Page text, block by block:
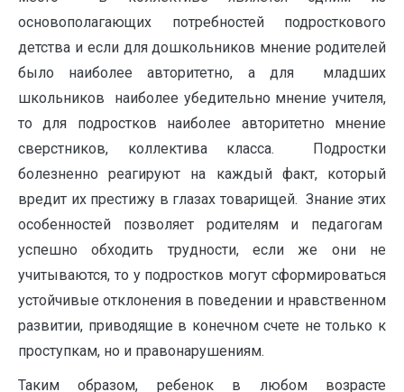
основополагающих потребностей подросткового
детства и если для дошкольников мнение родителей
было наиболее авторитетно, а для младших
школьников наиболее убедительно мнение учителя,
то для подростков наиболее авторитетно мнение
сверстников, коллектива класса. Подростки
болезненно реагируют на каждый факт, который
вредит их престижу в глазах товарищей. Знание этих
особенностей позволяет родителям и педагогам
успешно обходить трудности, если же они не
учитываются, то у подростков могут сформироваться
устойчивые отклонения в поведении и нравственном
развитии, приводящие в конечном счете не только к
проступкам, но и правонарушениям.
Таким образом, ребенок в любом возрасте